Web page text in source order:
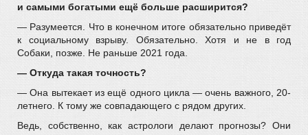
и самыми богатыми ещё больше расширится?
— Разумеется. Что в конечном итоге обязательно приведёт
к социальному взрыву. Обязательно. Хотя и не в год
Собаки, позже. Не раньше 2021 года.
— Откуда такая точность?
— Она вытекает из ещё одного цикла — очень важного, 20-
летнего. К тому же совпадающего с рядом других.
Ведь, собственно, как астрологи делают прогнозы? Они